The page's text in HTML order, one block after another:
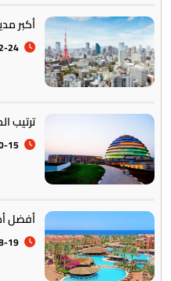
أكبر
12-24
ترتيب
10-15
أفضل
08-19